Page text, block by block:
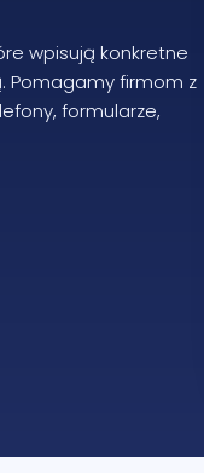
wpisują konkretne
Pomagamy firmom z
formularze,